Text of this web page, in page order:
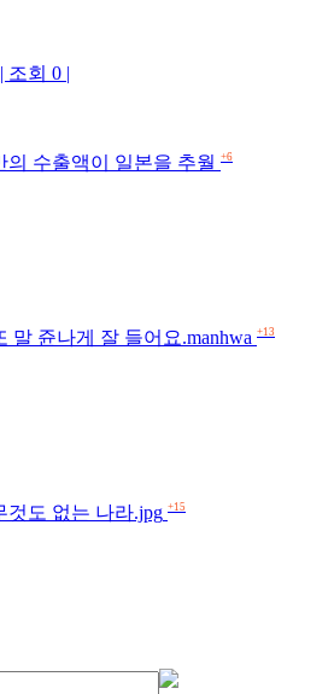
조회 0 |
의 수출액이 일본을 추월 +6
말 쥰나게 잘 들어요.manhwa +13
것도 없는 나라.jpg +15